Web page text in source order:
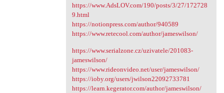
https://www.AdsLOV.com/190/posts/3/27/172728
9.html
https://notionpress.com/author/940589
https://www.retecool.com/author/jameswilson/
https://www.serialzone.cz/uzivatele/201083-
jameswilson/
https://www.rideonvideo.net/user/jameswilson/
https://ioby.org/users/jwilson22092733781
https://learn.kegerator.com/author/jameswilson/